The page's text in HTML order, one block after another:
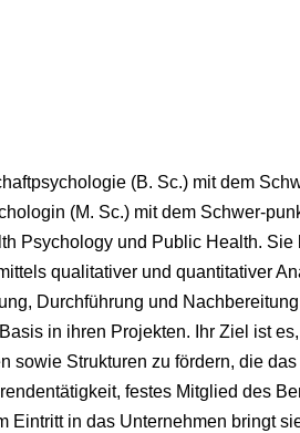
(B. Sc.) mit dem
(M. Sc.) mit dem Schwer-
Psychology und Public Health.
qualitativer und quantitativer
Durchführung und
in ihren Projekten. Ihr Ziel ist
sowie Strukturen zu fördern, die
festes Mitglied des
Eintritt in das Unternehmen bringt